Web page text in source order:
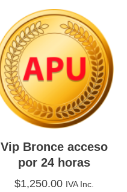
Vip Bronce acceso
por 24 horas
$1,250.00 IVA Inc.